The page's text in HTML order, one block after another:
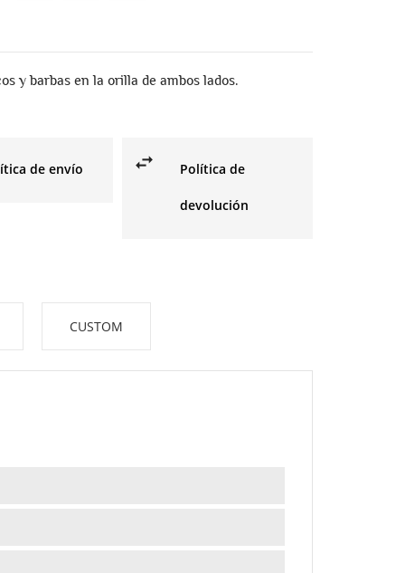
y barbas en la orilla de ambos lados.
de envío Política de
devolución
CUSTOM